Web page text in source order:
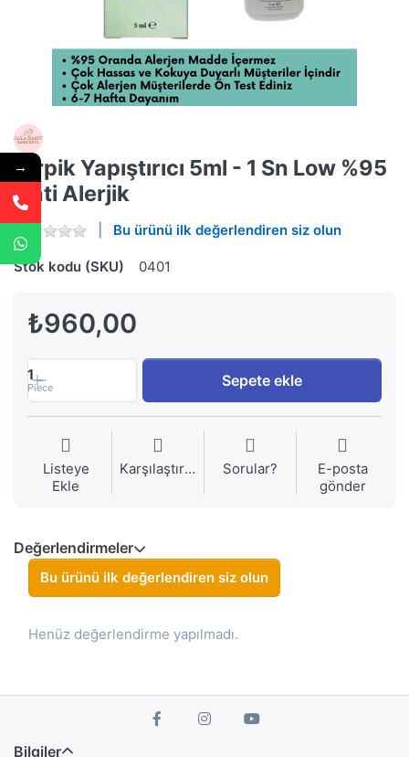
Kirpik Yapıştırıcı 5ml - 1 Sn Low %95
Anti Alerjik
Bu ürünü ilk değerlendiren siz olun
Stok kodu (SKU) 0401
₺960,00
1
Piece Sepete ekle
Listeye
Ekle
Karşılaştırma Sorular?
E-posta
gönder
Değerlendirmeler
Bu ürünü ilk değerlendiren siz olun
Henüz değerlendirme yapılmadı.
Bilgiler
→